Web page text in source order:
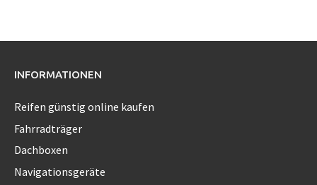
INFORMATIONEN
Reifen günstig online kaufen
Fahrradträger
Dachboxen
Navigationsgeräte